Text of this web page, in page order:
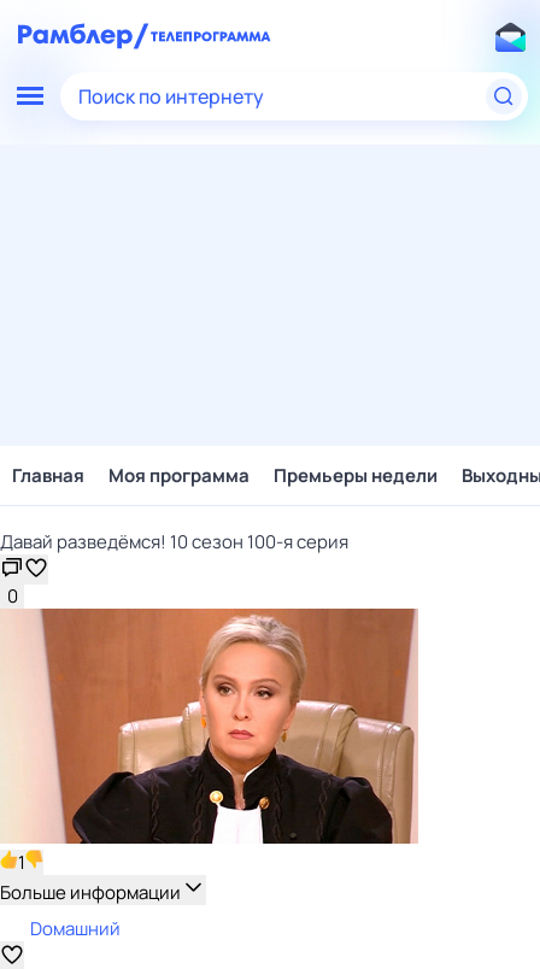
Поиск по интернету
Главная Моя программа Премьеры недели
Давай рaзвeдёмся! 10 сезон 100-я серия
0
1
Больше информации
Dомашний